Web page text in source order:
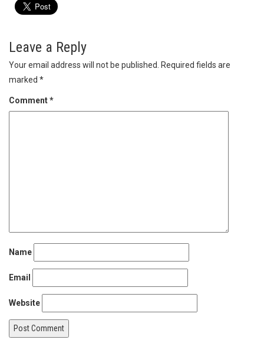
Leave a Reply
Your email address will not be published.
Required fields are
marked *
Comment*
Name
Email
Website